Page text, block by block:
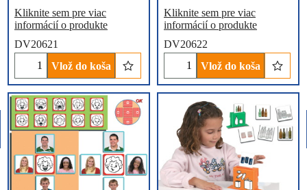
Kliknite sem pre viac
informácií o produkte
DV20621
Vlož do koša
Kliknite sem pre viac
informácií o produkte
DV20622
Vlož do koša